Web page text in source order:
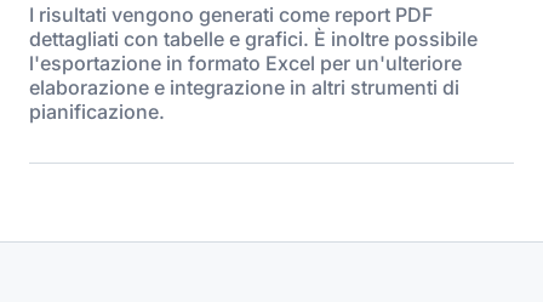
I risultati vengono generati come report PDF
dettagliati con tabelle e grafici. È inoltre possibile
l'esportazione in formato Excel per un'ulteriore
elaborazione e integrazione in altri strumenti di
pianificazione.